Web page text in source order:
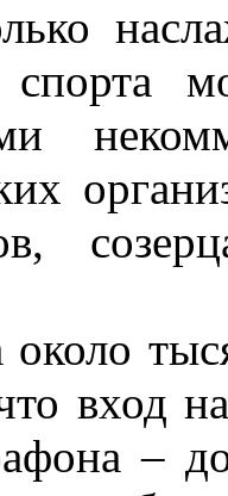
около
вход
–